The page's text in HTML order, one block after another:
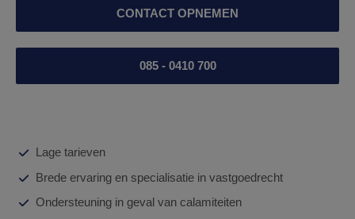
CONTACT OPNEMEN
085 - 0410 700
Lage tarieven
Brede ervaring en specialisatie in vastgoedrecht
Ondersteuning in geval van calamiteiten